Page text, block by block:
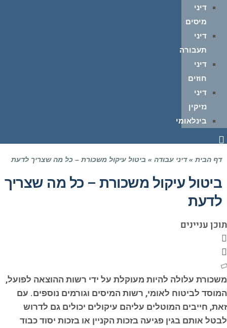
דיני
מיסים
דיני
תעבורה
דיני
חוזים
דיני
נזיקין
בינלאומי
דף הבית »דיני עבודה » ביטול עיקול משכורת – כל מה שצריך לדעת
ביטול עיקול משכורת – כל מה שצריך
לדעת
תוכן עניינים
משכורת עלולה להיות מעוקלת על ידי רשות ההוצאה לפועל,
המוסד לביטוח לאומי, רשות המיסים וגורמים נוספים. עם
זאת, חייבים המוטלים עליהם עיקולים יכולים גם לדרוש
לבטל אותם בגין פגיעה בזכות הקניין או בזכות יסוד כבוד